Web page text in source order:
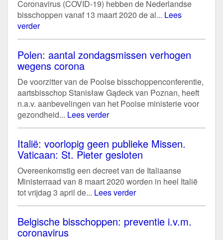
Coronavirus (COVID-19) hebben de Nederlandse
bisschoppen vanaf 13 maart 2020 de al... Lees
verder
Polen: aantal zondagsmissen verhogen
wegens corona
De voorzitter van de Poolse bisschoppenconferentie,
aartsbisschop Stanisław Gądeck van Poznan, heeft
n.a.v. aanbevelingen van het Poolse ministerie voor
gezondheid... Lees verder
Italië: voorlopig geen publieke Missen.
Vaticaan: St. Pieter gesloten
Overeenkomstig een decreet van de Italiaanse
Ministerraad van 8 maart 2020 worden in heel Italië
tot vrijdag 3 april de... Lees verder
Belgische bisschoppen: preventie i.v.m.
coronavirus